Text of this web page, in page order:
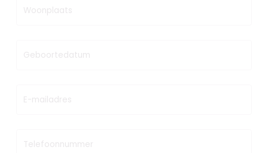
Woonplaats
Geboortedatum
E-mailadres
Telefoonnummer